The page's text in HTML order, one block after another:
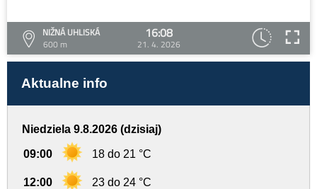
NIŽNÁ UHLISKÁ
600 m
16:08
21. 4. 2026
Aktualne info
Niedziela 9.8.2026 (dzisiaj)
09:00 18 do 21 °C
12:00 23 do 24 °C